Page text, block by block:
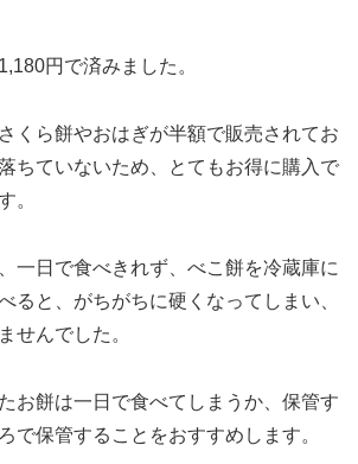
円で済みました。
くら餅やおはぎが半額で販売されてお
ちていないため、とてもお得に購入で
。
一日で食べきれず、べこ餅を冷蔵庫に
ると、がちがちに硬くなってしまい、
せんでした。
お餅は一日で食べてしまうか、保管す
で保管することをおすすめします。